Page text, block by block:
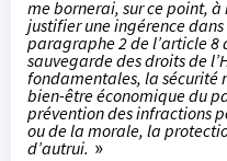
me bornerai, sur ce point,
justifier une ingérence
paragraphe 2 de l’article 8
sauvegarde des droits de
fondamentales, la sécurité
bien-être économique du
prévention des infractions
ou de la morale, la
d’autrui. »